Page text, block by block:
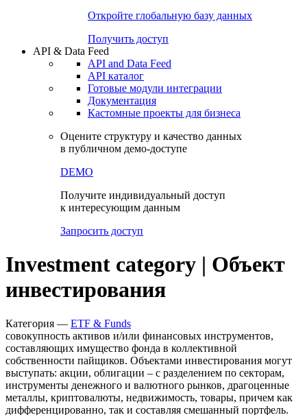
Откройте глобальную базу данных
Получить доступ
API & Data Feed
API and Data Feed
API каталог
Готовые модули интеграции
Документация
Кастомные проекты для бизнеса
Оцените структуру и качество данных
в публичном демо-доступе
DEMO
Получите индивидуальный доступ
к интересующим данным
Запросить доступ
Investment category | Объект
инвестирования
Категория — ETF & Funds
совокупность активов и/или финансовых инструментов,
составляющих имущество фонда в коллективной
собственности пайщиков. Объектами инвестирования могут
выступать: акции, облигации – с разделением по секторам,
инструменты денежного и валютного рынков, драгоценные
металлы, криптовалюты, недвижимость, товары, причем как
дифференцированно, так и составляя смешанный портфель.